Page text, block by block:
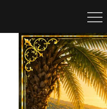
content